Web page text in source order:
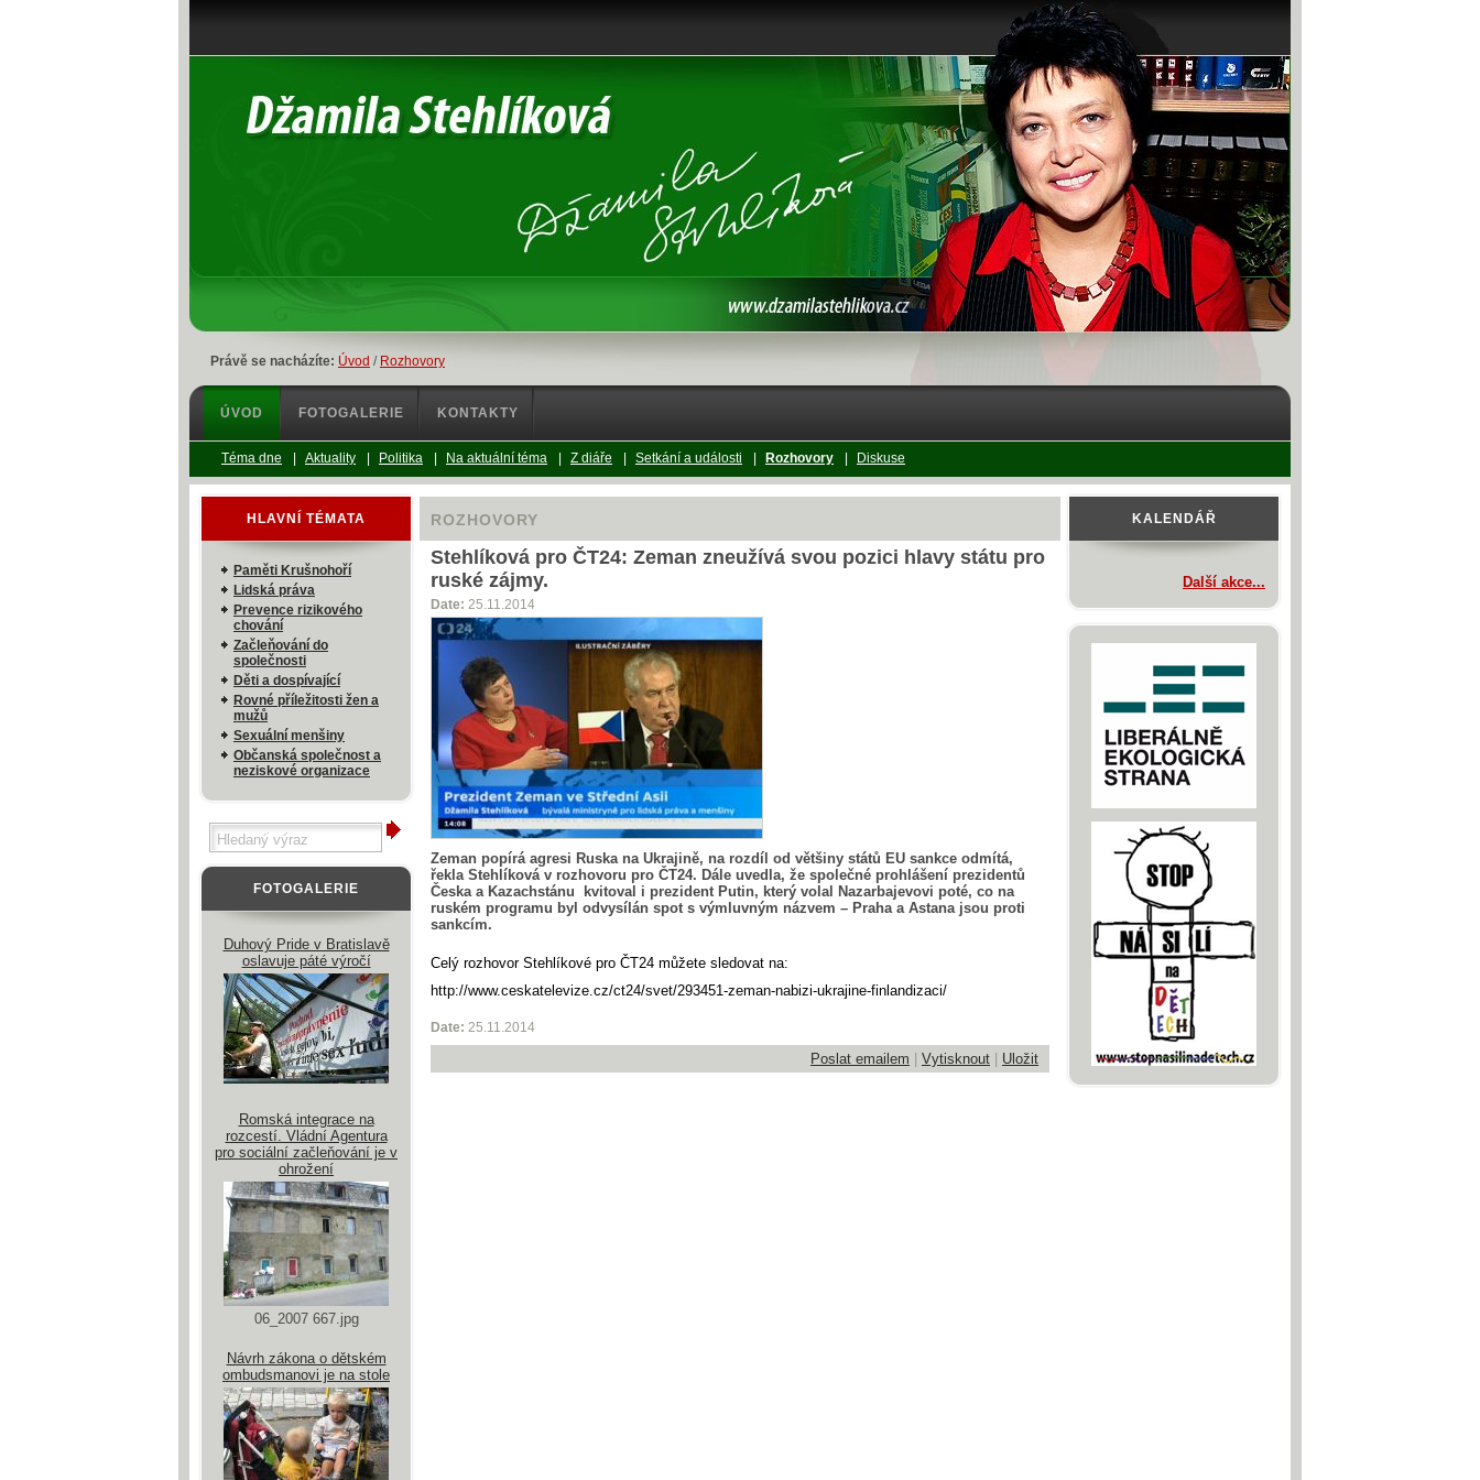
Právě se nacházíte: Úvod / Rozhovory
ROZHOVORY
Stehlíková pro ČT24: Zeman zneužívá svou pozici hlavy státu pro
ruské zájmy.
Date: 25.11.2014
Zeman popírá agresi Ruska na Ukrajině, na rozdíl od většiny států EU sankce odmítá,
řekla Stehlíková v rozhovoru pro ČT24. Dále uvedla, že společné prohlášení prezidentů
Česka a Kazachstánu kvitoval i prezident Putin, který volal Nazarbajevovi poté, co na
ruském programu byl odvysílán spot s výmluvným názvem – Praha a Astana jsou proti
sankcím.
Celý rozhovor Stehlíkové pro ČT24 můžete sledovat na:
http://www.ceskatelevize.cz/ct24/svet/293451-zeman-nabizi-ukrajine-finlandizaci/
Date: 25.11.2014
Poslat emailem Vytisknout Uložit
HLAVNÍ TÉMATA
Paměti Krušnohoří
Lidská práva
Prevence rizikového
chování
Začleňování do
společnosti
Děti a dospívající
Rovné příležitosti žen a
mužů
Sexuální menšiny
Občanská společnost a
neziskové organizace
FOTOGALERIE
Duhový Pride v Bratislavě
oslavuje páté výročí
Romská integrace na
rozcestí. Vládní Agentura
pro sociální začleňování je v
ohrožení
06_2007 667.jpg
Návrh zákona o dětském
ombudsmanovi je na stole
KALENDÁŘ
Další akce...
ÚVOD FOTOGALERIE KONTAKTY
Téma dne Aktuality Politika Na aktuální téma Z diáře Setkání a události Rozhovory Diskuse